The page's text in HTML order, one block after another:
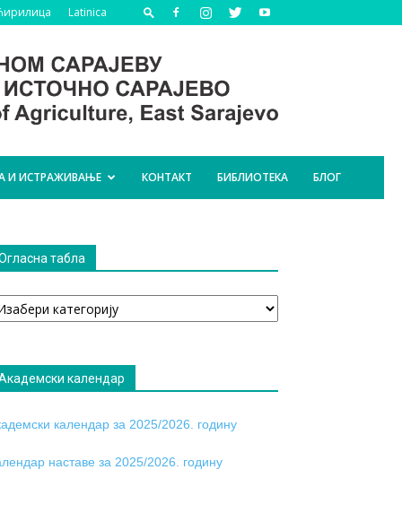
Latinica
И ИСТРАЖИВАЊЕ КОНТАКТ БИБЛИОТЕКА БЛОГ
табла
календар
календар за 2025/2026. годину
наставе за 2025/2026. годину